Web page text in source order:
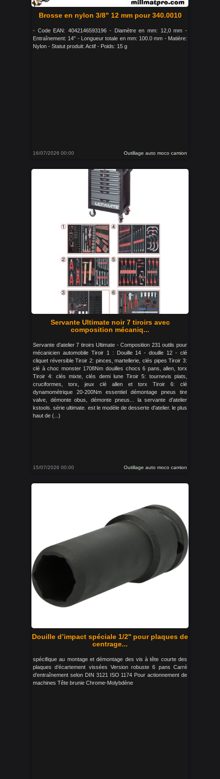
Brosse en nylon 3/8" 12 mm pour 340.0010
- Code EAN: 4042146593196 - Diamètre en mm: 12,0 mm -
Entraînement: 14" - Longueur totale en mm: 100.0 mm - Matière:
Nylon - Statut produit: Actif - Poids: 15 g
16/07/2026 00:00 Outillage auto moco camion
Servante Ultimate noir 7 tiroirs avec
composition mécaniq...
Servante d'atelier 7 tiroirs Ultimate - Composition 231 outils pour
mécanicien automobile Tiroir 1 : Douille 14 - douille 12 - clé
cliquet réversible Tiroir 2: pinces, martellerie, clés pipes Tiroir 3:
clé à choc monster 1708Nm douilles chocs 6 pans, allen, torx
Tiroir 4: clés mixte, clés demi lune Tiroir 5: tournevis plats,
cruciformes, torx, jeux clé allen et torx Tiroir 6: clé
dynamométrique 20-200Nm essentiel démontage pneus tire
valve, démonte obus, démonte pneus... la servante d'atelier
kstools. série ultimate. est le modèle de desserte d'atelier. le plus
haut de (...)
15/07/2026 00:00 Outillage auto moco camion
Douille d’impact spéciale 1/2'' pour plaques de
centrage...
spécifique au montage et démontage des vis à tête courte des
plaques d’écartement vissées Version robuste 6 pans Carré
d’entraînement selon DIN 3121 ISO 1174 Pour actionnement de
machines Tête brunie Chrome-Molybdène